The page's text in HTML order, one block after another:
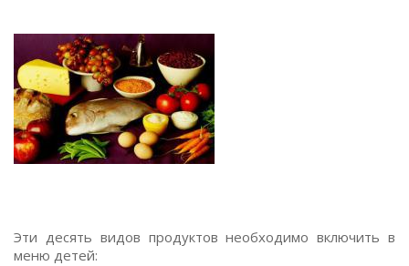
Эти десять видов продуктов необходимо включить в
меню детей: